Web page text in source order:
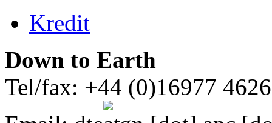
Kredit
Down to Earth
Tel/fax: +44 (0)16977